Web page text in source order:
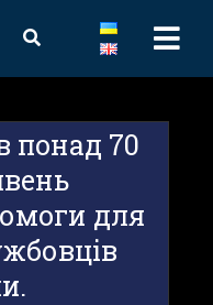
понад 70
для